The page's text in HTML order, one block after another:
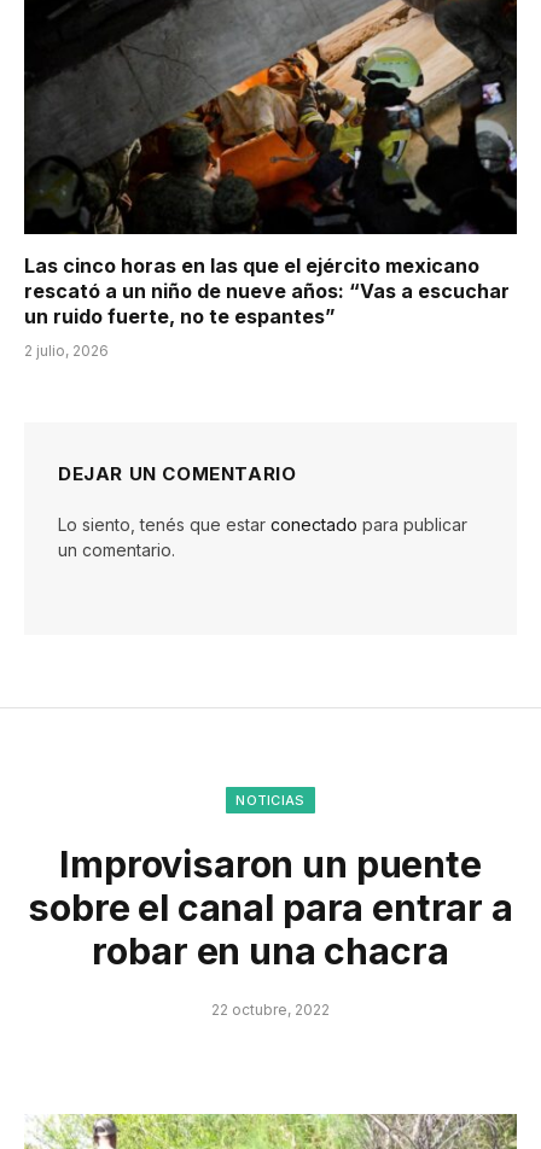
Las cinco horas en las que el ejército mexicano
rescató a un niño de nueve años: “Vas a escuchar
un ruido fuerte, no te espantes”
2 julio, 2026
DEJAR UN COMENTARIO
Lo siento, tenés que estar conectado para publicar
un comentario.
NOTICIAS
Improvisaron un puente
sobre el canal para entrar a
robar en una chacra
22 octubre, 2022